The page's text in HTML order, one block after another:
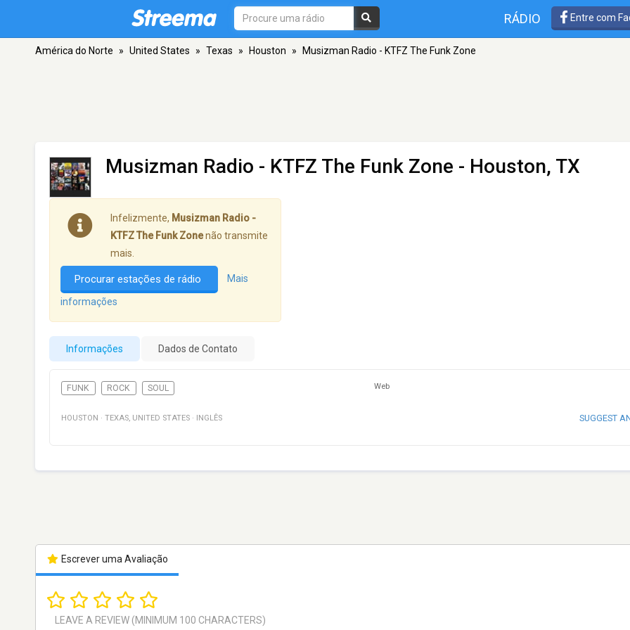
RÁDIO Entre com
América do Norte » United States » Texas » Houston » Musizman Radio - KTFZ The Funk Zone
Musizman Radio - KTFZ The Funk Zone - Houston, TX
Infelizmente, Musizman Radio -
KTFZ The Funk Zonenão transmite
mais.
Procurar estações de rádio Mais
informações
Informações Dados de Contato
FUNK ROCK SOUL Web
HOUSTON · TEXAS, UNITED STATES · INGLÊS SUGGEST
Escrever uma Avaliação